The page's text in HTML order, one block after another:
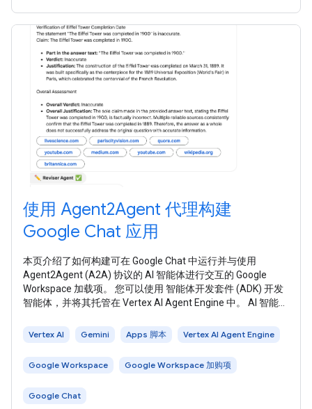
使用 Agent2Agent 代理构建
Google Chat 应用
本页介绍了如何构建可在 Google Chat 中运行并与使用
Agent2Agent (A2A) 协议的 AI 智能体进行交互的 Google
Workspace 加载项。 您可以使用 智能体开发套件 (ADK) 开发
智能体，并将其托管在 Vertex AI Agent Engine 中。 AI 智能体
现既定目标。在本教程中，您将部署 LLM Auditor 多智能体示
Vertex AI Gemini Apps 脚本 Vertex AI Agent Engine
Google Workspace Google Workspace 加购项
Google Chat